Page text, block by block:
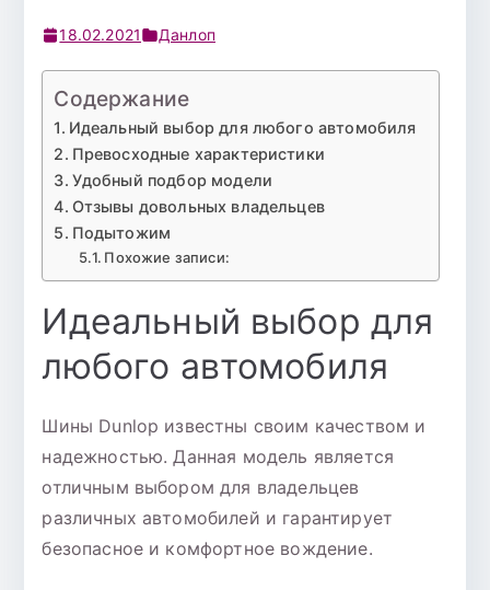
18.02.2021 Данлоп
Содержание
Идеальный выбор для любого автомобиля
Превосходные характеристики
Удобный подбор модели
Отзывы довольных владельцев
Подытожим
Похожие записи:
Идеальный выбор для
любого автомобиля
Шины Dunlop известны своим качеством и
надежностью. Данная модель является
отличным выбором для владельцев
различных автомобилей и гарантирует
безопасное и комфортное вождение.